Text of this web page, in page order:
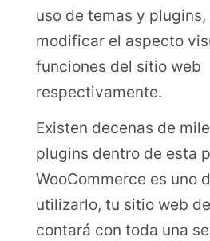
uso de temas y
modificar el aspecto
funciones del sitio web
respectivamente.
Existen decenas de
plugins dentro de esta
WooCommerce es uno
utilizarlo, tu sitio web
contará con toda una